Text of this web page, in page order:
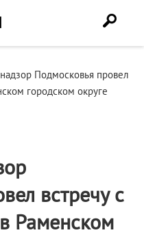
Подмосковья провел
городском округе
встречу с
Раменском